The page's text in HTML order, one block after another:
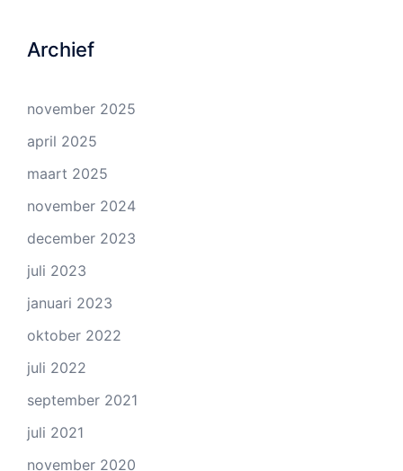
Archief
november 2025
april 2025
maart 2025
november 2024
december 2023
juli 2023
januari 2023
oktober 2022
juli 2022
september 2021
juli 2021
november 2020